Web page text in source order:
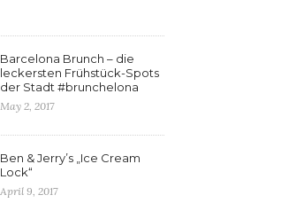
Barcelona Brunch – die
leckersten Frühstück-Spots
der Stadt #brunchelona
May 2, 2017
Ben & Jerry’s „Ice Cream
Lock“
April 9, 2017